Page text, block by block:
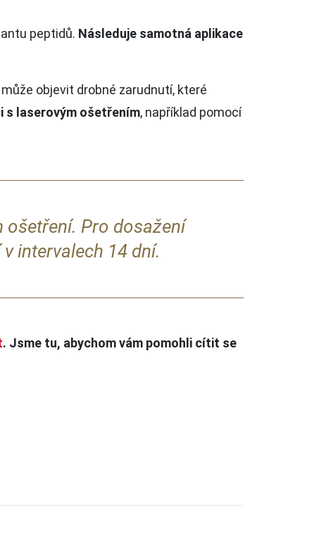
peptidů. Následuje samotná aplikace
objevit drobné zarudnutí, které
s laserovým ošetřením, například pomocí
ošetření. Pro dosažení
intervalech 14 dní.
. Jsme tu, abychom vám pomohli cítit se